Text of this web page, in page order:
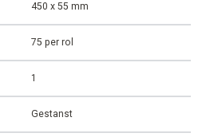
450 x 55 mm
75 per rol
1
Gestanst